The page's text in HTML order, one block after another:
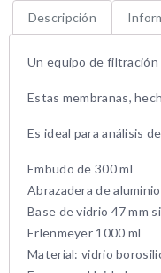
Descripción
Un equipo de filtración
Estas membranas,
Es ideal para análisis
Embudo de 300 ml
Abrazadera de
Base de vidrio 47 mm
Erlenmeyer 1000 ml
Material: vidrio